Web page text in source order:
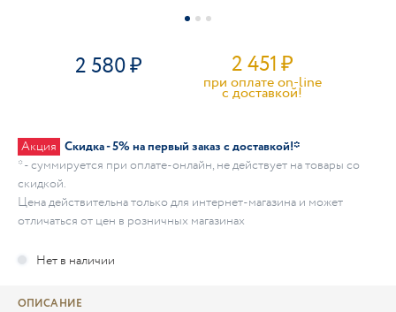
2 580 2 451₽
при оплате on-line
c доставкой!
Акция Скидка - 5% на первый заказ с доставкой!*
* - суммируется при оплате-онлайн, не действует на товары со
скидкой.
Цена действительна только для интернет-магазина и может
отличаться от цен в розничных магазинах
ОПИСАНИЕ